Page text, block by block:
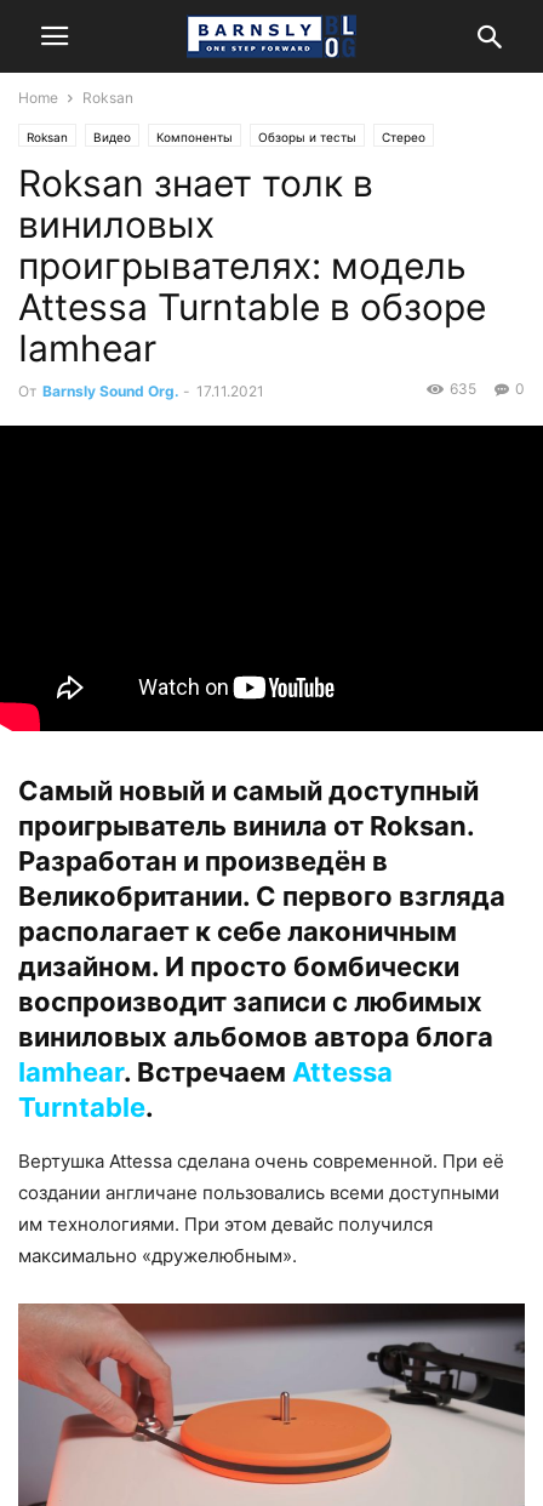
Home Roksan
Roksan Видео Компоненты Обзоры и тесты Стерео
Roksan знает толк в
виниловых
проигрывателях: модель
Attessa Turntable в обзоре
Iamhear
От Barnsly Sound Org. - 17.11.2021 0
635
Самый новый и самый доступный
проигрыватель винила от Roksan.
Разработан и произведён в
Великобритании. С первого взгляда
располагает к себе лаконичным
дизайном. И просто бомбически
воспроизводит записи с любимых
виниловых альбомов автора блога
Iamhear. Встречаем Attessa
Turntable.
Вертушка Attessa сделана очень современной. При её
создании англичане пользовались всеми доступными
им технологиями. При этом девайс получился
максимально «дружелюбным».